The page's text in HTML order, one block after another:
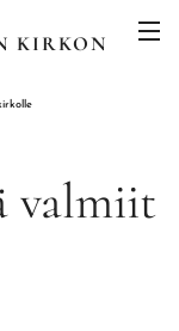
KIRKON
valmiit